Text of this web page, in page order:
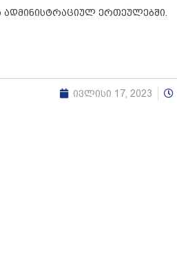
ადმინისტრაციულ ერთეულებში.
ივლისი 17, 2023